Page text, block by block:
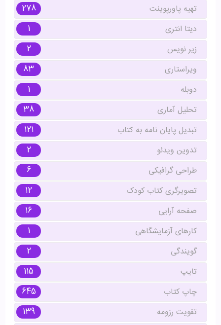
تهیه پاورپوینت
278
دیتا انتری
1
زیر نویس
2
ویراستاری
83
دوبله
1
تحلیل آماری
38
تبدیل پایان نامه به کتاب
121
تدوین ویدئو
2
طراحی گرافیکی
6
تصویرگری کتاب کودک
12
صفحه آرایی
16
کارهای آزمایشگاهی
1
گویندگی
2
تایپ
115
چاپ کتاب
645
تقویت رزومه
139